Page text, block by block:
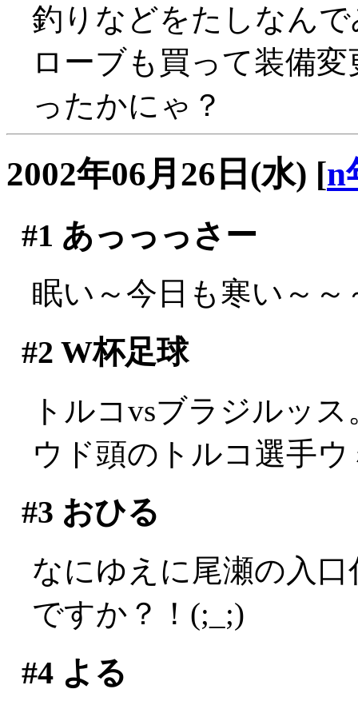
釣りなどをたしなん
ローブも買って装備
ったかにゃ？
2002年06月26日(水) [n
#1 あっっっさー
眠い～今日も寒い～～
#2 W杯足球
トルコvsブラジルッス
ウド頭のトルコ選手
#3 おひる
なにゆえに尾瀬の入
ですか？！(;_;)
#4よる